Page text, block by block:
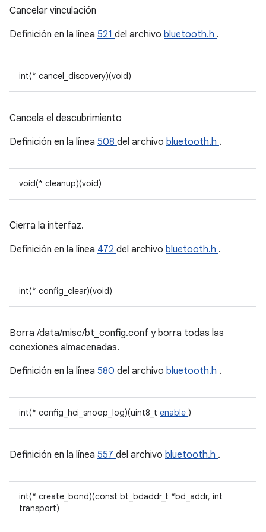
Cancelar vinculación
Definición en la línea 521 del archivo bluetooth.h .
int(* cancel_discovery)(void)
Cancela el descubrimiento
Definición en la línea 508 del archivo bluetooth.h .
void(* cleanup)(void)
Cierra la interfaz.
Definición en la línea 472 del archivo bluetooth.h .
int(* config_clear)(void)
Borra /data/misc/bt_config.conf y borra todas las
conexiones almacenadas.
Definición en la línea 580 del archivo bluetooth.h .
int(* config_hci_snoop_log)(uint8_t enable )
Definición en la línea 557 del archivo bluetooth.h .
int(* create_bond)(const bt_bdaddr_t *bd_addr, int
transport)